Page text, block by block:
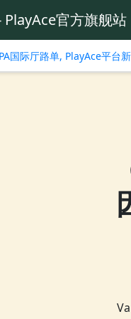
PlayAce官方旗舰站
国际厅路单, PlayAce平台